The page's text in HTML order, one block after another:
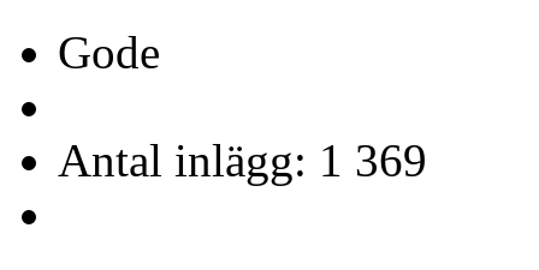
Gode
Antal inlägg: 1 369